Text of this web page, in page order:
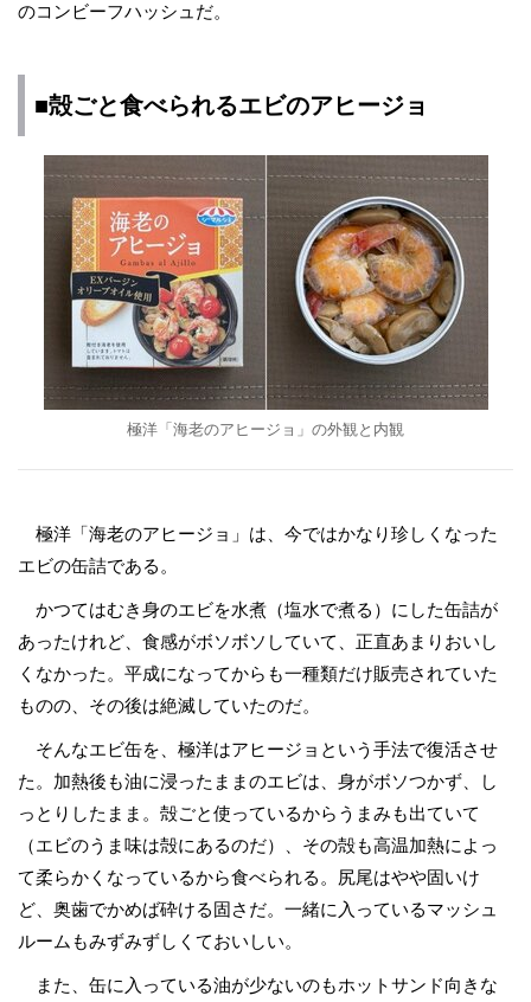
のコンビーフハッシュだ。
■殻ごと食べられるエビのアヒージョ
極洋「海老のアヒージョ」の外観と内観
極洋「海老のアヒージョ」は、今ではかなり珍しくなった
エビの缶詰である。
かつてはむき身のエビを水煮（塩水で煮る）にした缶詰が
あったけれど、食感がボソボソしていて、正直あまりおいし
くなかった。平成になってからも一種類だけ販売されていた
ものの、その後は絶滅していたのだ。
そんなエビ缶を、極洋はアヒージョという手法で復活させ
た。加熱後も油に浸ったままのエビは、身がボソつかず、し
っとりしたまま。殻ごと使っているからうまみも出ていて
（エビのうま味は殻にあるのだ）、その殻も高温加熱によっ
て柔らかくなっているから食べられる。尻尾はやや固いけ
ど、奥歯でかめば砕ける固さだ。一緒に入っているマッシュ
ルームもみずみずしくておいしい。
また、缶に入っている油が少ないのもホットサンド向きな